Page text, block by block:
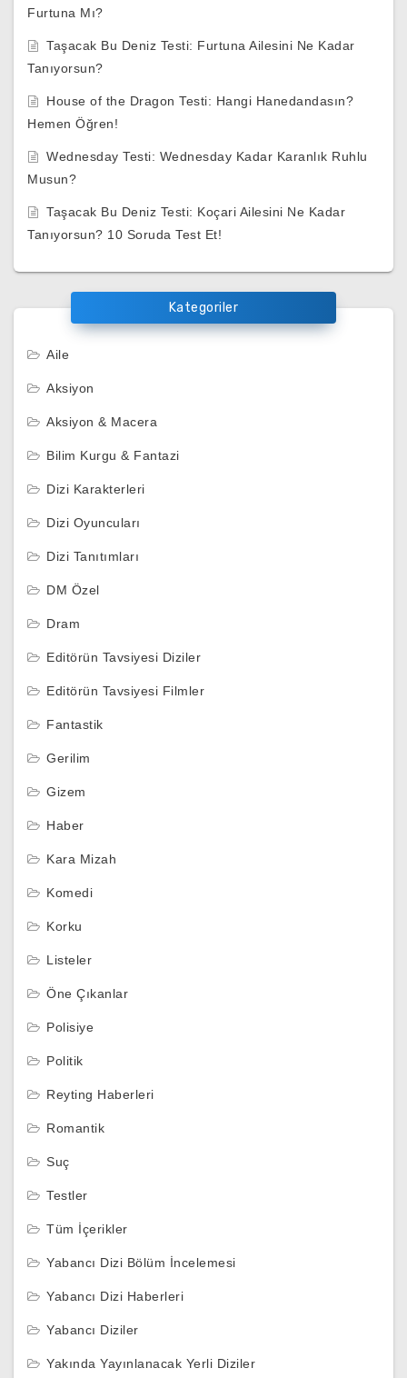
Furtuna Mı?
Taşacak Bu Deniz Testi: Furtuna Ailesini Ne Kadar
Tanıyorsun?
House of the Dragon Testi: Hangi Hanedandasın?
Hemen Öğren!
Wednesday Testi: Wednesday Kadar Karanlık Ruhlu
Musun?
Taşacak Bu Deniz Testi: Koçari Ailesini Ne Kadar
Tanıyorsun? 10 Soruda Test Et!
Kategoriler
Aile
Aksiyon
Aksiyon & Macera
Bilim Kurgu & Fantazi
Dizi Karakterleri
Dizi Oyuncuları
Dizi Tanıtımları
DM Özel
Dram
Editörün Tavsiyesi Diziler
Editörün Tavsiyesi Filmler
Fantastik
Gerilim
Gizem
Haber
Kara Mizah
Komedi
Korku
Listeler
Öne Çıkanlar
Polisiye
Politik
Reyting Haberleri
Romantik
Suç
Testler
Tüm İçerikler
Yabancı Dizi Bölüm İncelemesi
Yabancı Dizi Haberleri
Yabancı Diziler
Yakında Yayınlanacak Yerli Diziler